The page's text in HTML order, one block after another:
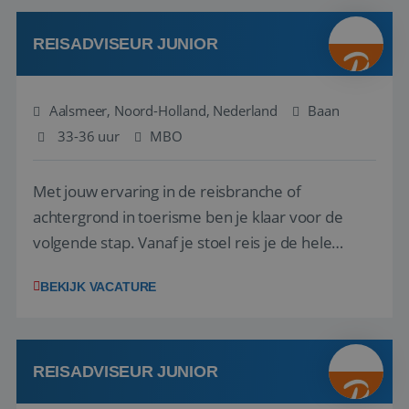
werken: of het nu gaat om vragen ...
REISADVISEUR JUNIOR
Aalsmeer, Noord-Holland, Nederland
Baan
33-36 uur
MBO
Met jouw ervaring in de reisbranche of
achtergrond in toerisme ben je klaar voor de
volgende stap. Vanaf je stoel reis je de hele
wensen van je team, je klant en wat er in de
klanten te overtuigen om die droomreis te
boeken! ...
BEKIJK VACATURE
REISADVISEUR JUNIOR